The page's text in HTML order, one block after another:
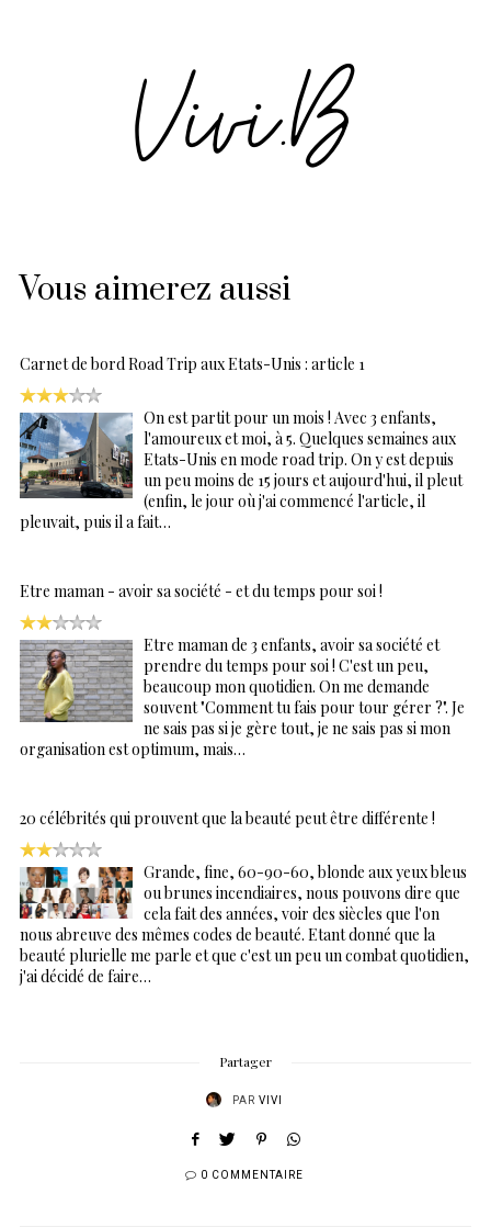
Vous aimerez aussi
Carnet de bord Road Trip aux Etats-Unis : article 1
On est partit pour un mois ! Avec 3 enfants,
l'amoureux et moi, à 5. Quelques semaines aux
Etats-Unis en mode road trip. On y est depuis
un peu moins de 15 jours et aujourd'hui, il pleut
(enfin, le jour où j'ai commencé l'article, il
pleuvait, puis il a fait…
Etre maman - avoir sa société - et du temps pour soi !
Etre maman de 3 enfants, avoir sa société et
prendre du temps pour soi ! C'est un peu,
beaucoup mon quotidien. On me demande
souvent "Comment tu fais pour tour gérer ?". Je
ne sais pas si je gère tout, je ne sais pas si mon
organisation est optimum, mais…
20 célébrités qui prouvent que la beauté peut être différente !
Grande, fine, 60-90-60, blonde aux yeux bleus
ou brunes incendiaires, nous pouvons dire que
cela fait des années, voir des siècles que l'on
nous abreuve des mêmes codes de beauté. Etant donné que la
beauté plurielle me parle et que c'est un peu un combat quotidien,
j'ai décidé de faire…
Partager
PAR VIVI
0 COMMENTAIRE